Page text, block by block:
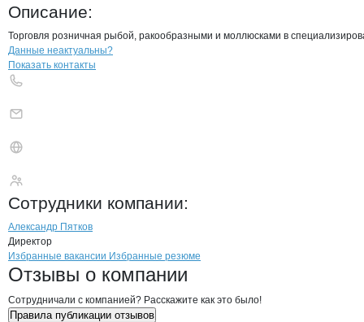
Описание:
Торговля розничная рыбой, ракообразными и моллюсками в
Контактыкомпании
+7(800)000-00-..
Данные неактуальны?
Показать контакты
Сотрудники компании:
Александр Пятков
Директор
Брендыкомпани Пятков Александр
Вакансии вПятков Александр
Избранные вакансии Избранные резюме
Новости oПятков Александр
Отзывы о компании
Сотрудничали с компанией? Расскажите как это было!
Правила публикации отзывов